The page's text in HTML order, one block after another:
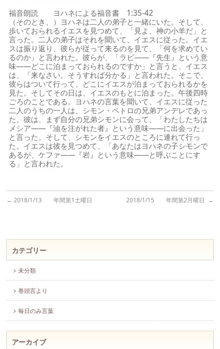
福音朗読 ヨハネによる福音書 1:35-42
（そのとき、）ヨハネは二人の弟子と一緒にいた。そして、
歩いておられるイエスを見つめて、「見よ、神の小羊だ」と
言った。二人の弟子はそれを聞いて、イエスに従った。イエ
スは振り返り、彼らが従って来るのを見て、「何を求めてい
るのか」と言われた。彼らが、「ラビ――『先生』という意
味――どこに泊まっておられるのですか」と言うと、イエス
は、「来なさい。そうすれば分かる」と言われた。そこで、
彼らはついて行って、どこにイエスが泊まっておられるかを
見た。そしてその日は、イエスのもとに泊まった。午後四時
ごろのことである。ヨハネの言葉を聞いて、イエスに従った
二人のうちの一人は、シモン・ペトロの兄弟アンデレであっ
た。彼は、まず自分の兄弟シモンに会って、「わたしたちは
メシア――『油を注がれた者』という意味――に出会った」
と言った。そして、シモンをイエスのところに連れて行っ
た。イエスは彼を見つめて、「あなたはヨハネの子シモンで
あるが、ケファ――『岩』という意味――と呼ぶことにす
る」と言われた。
← 2018/1/13 年間第1土曜日 2018/1/15 年間第2月曜日 →
カテゴリー
未分類
巻頭言より
毎日のみ言葉
アーカイブ